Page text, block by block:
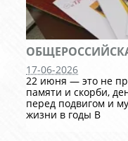
17-06-2026
22 июня — это не
памяти и скорби,
перед подвигом и
жизни в годы В